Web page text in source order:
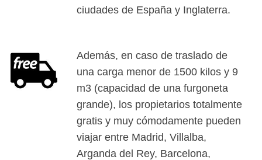
ciudades de España y Inglaterra.
Además, en caso de traslado de
una carga menor de 1500 kilos y 9
m3 (capacidad de una furgoneta
grande), los propietarios totalmente
gratis y muy cómodamente pueden
viajar entre Madrid, Villalba,
Arganda del Rey, Barcelona,